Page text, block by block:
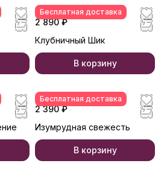
Бесплатная доставка
2 890 ₽
Клубничный Шик
В корзину
Бесплатная доставка
2 390 ₽
Изумрудная свежесть
В корзину